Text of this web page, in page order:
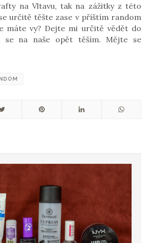
na Vltavu, tak na zážitky z této
určitě těšte zase v příštím random
máte vy? Dejte mi určitě vědět do
se na naše opět těším. Mějte se